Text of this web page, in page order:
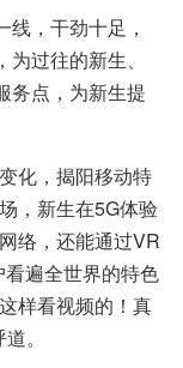
，干劲十足，
过往的新生、
务点，为新生提
化，揭阳移动特
，新生在5G体验
络，还能通过VR
遍全世界的特色
样看视频的！真
。